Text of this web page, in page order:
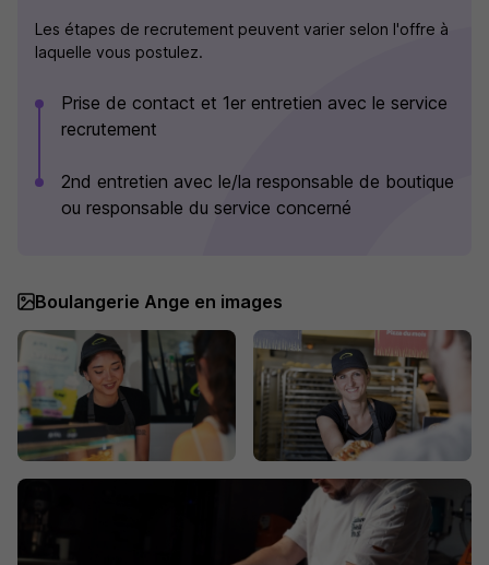
Les étapes de recrutement peuvent varier selon l'offre à
laquelle vous postulez.
Prise de contact et 1er entretien avec le service
recrutement
2nd entretien avec le/la responsable de boutique
ou responsable du service concerné
Boulangerie Ange en images